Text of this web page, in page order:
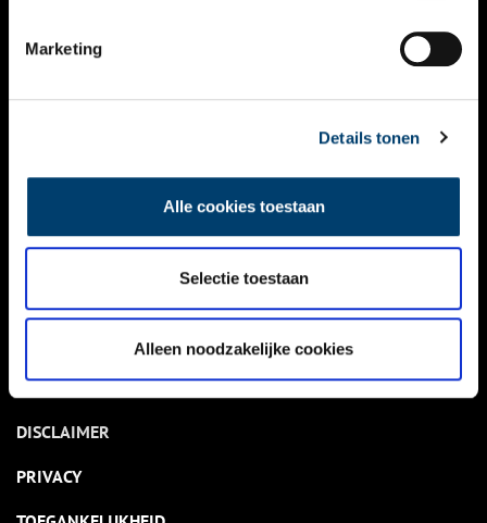
Marketing
Details tonen
Alle cookies toestaan
Selectie toestaan
Alleen noodzakelijke cookies
NIEUWS
KALENDER
ACTIVITEITEN
NIEUWSBRIEF
DISCLAIMER
PRIVACY